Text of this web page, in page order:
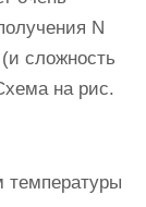
N
сложность
на рис.
температуры